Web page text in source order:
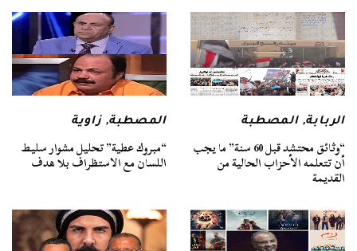
الربابة,المصطبة
“وثائق محتشد قبل 60 سنة” ما يجب
أن تتعلمه الأحزاب الحالية من
القديمة
المصطبة, زاوية
“مبروك عطية” تحليل مشوار سليط
اللسان مع الاستظراف بلا هدف